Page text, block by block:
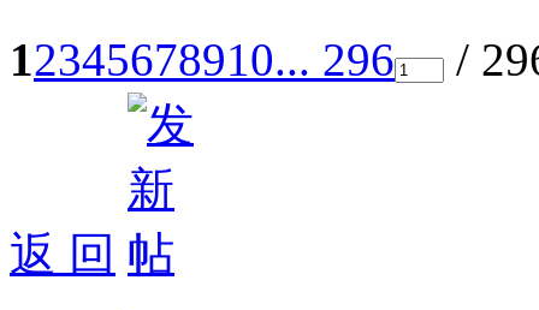
12345678910... 296 /
返 回